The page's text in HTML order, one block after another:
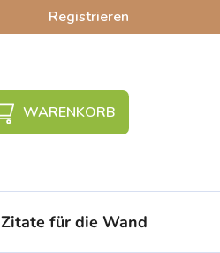
Registrieren
WARENKORB
Zitate für die Wand